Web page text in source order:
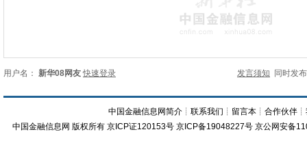
用户名： 新华08网友 快速登录 发言须知 同时发
中国金融信息网简介 ┊联系我们 ┊ 留言本 ┊合作伙伴 ┊
中国金融信息网 版权所有 京ICP证120153号 京ICP备19048227号 京公网安备